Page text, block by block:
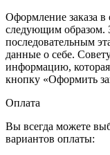
Оформление заказа
следующим образом.
последовательным
данные о себе.
информацию,
кнопку «Оформить
Оплата
Вы всегда можете
вариантов оплаты: